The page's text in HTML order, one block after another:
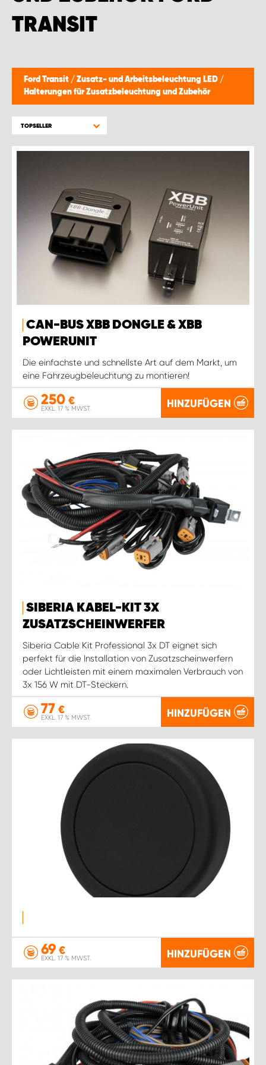
TRANSIT
Ford Transit / Zusatz- und Arbeitsbeleuchtung LED /
Halterungen für Zusatzbeleuchtung und Zubehör
TOPSELLER
CAN-BUS XBB DONGLE & XBB
POWERUNIT
Die einfachste und schnellste Art auf dem Markt, um
eine Fahrzeugbeleuchtung zu montieren!
250 €
EXKL. 17 % MWST. HINZUFÜGEN
SIBERIA KABEL-KIT 3X
ZUSATZSCHEINWERFER
Siberia Cable Kit Professional 3x DT eignet sich
perfekt für die Installation von Zusatzscheinwerfern
oder Lichtleisten mit einem maximalen Verbrauch von
3x 156 W mit DT-Steckern.
77 €
EXKL. 17 % MWST. HINZUFÜGEN
69 €
EXKL. 17 % MWST. HINZUFÜGEN